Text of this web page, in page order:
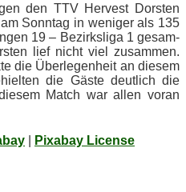
den TTV Her­ve­st Dors­ten
Sonn­tag in we­ni­ger als 135
19 – Be­zirks­li­ga 1 ge­sam­
lief nicht viel zu­sam­men.
die Über­le­gen­heit an die­sem
die Gäs­te deut­lich die
Match war al­len vor­an
Pixabay License